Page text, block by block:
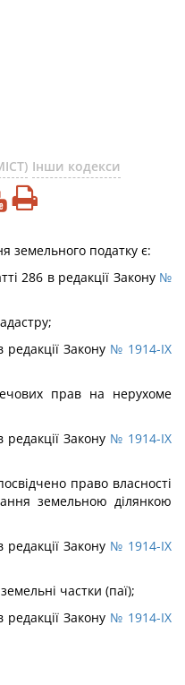
Інши кодекси
земельного податку є:
286 в редакції Закону №
Закону № 1914-IX
прав на нерухоме
Закону № 1914-IX
право власності
земельною ділянкою
Закону № 1914-IX
частки (паї);
Закону № 1914-IX